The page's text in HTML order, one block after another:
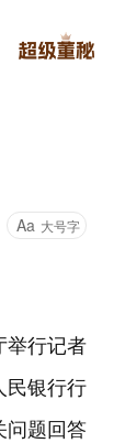
Aa 大号字
举行记者
民银行行
问题回答